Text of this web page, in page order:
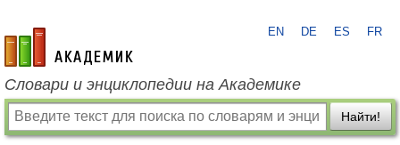
academic.ru
EN DE ES FR
Словари и энциклопедии на Академике
Найти!